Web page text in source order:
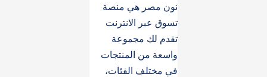
نون مصر هي منصة
تسوق عبر الانترنت
تقدم لك مجموعة
واسعة من المنتجات
في مختلف الفئات،